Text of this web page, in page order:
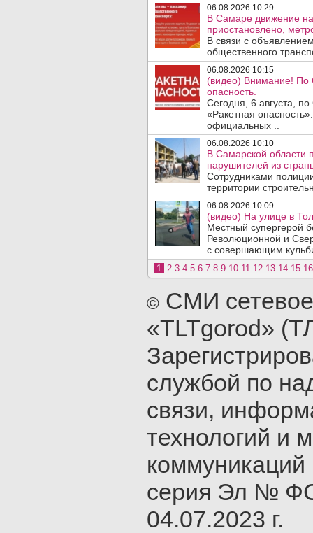
06.08.2026 10:29
В Самаре движение
приостановлено,
В связи с
общественного
06.08.2026 10:15
(видео) Внимание! По
опасность.
Сегодня, 6 августа,
«Ракетная
официальных ..
06.08.2026 10:10
В Самарской области
нарушителей из
Сотрудниками
территории
06.08.2026 10:09
(видео) На улице в
Местный супергерой
Революционной и
с совершающим
1 2 3 4 5 6 7 8 9 10 11 12 13 14 15 16
© СМИ
«TLTgorod»
службой по
связи,
технологий и
серия Эл №
04.07.2023 г.